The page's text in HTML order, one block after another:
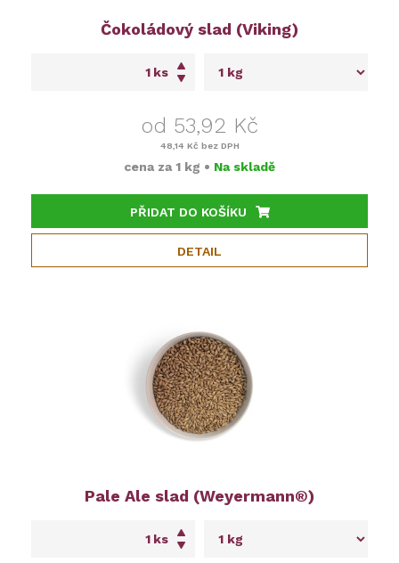
Čokoládový slad (Viking)
ks
od 53,92 Kč
48,14 Kč bez DPH
cena za 1 kg • Na skladě
PŘIDAT DO KOŠÍKU
DETAIL
Pale Ale slad (Weyermann®)
ks